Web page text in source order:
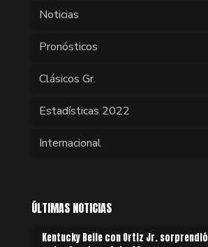
Noticias
Pronósticos
Clásicos Gr.
Estadísticas 2022
Internacional
ÚLTIMAS NOTICIAS
Kentucky Belle con Ortiz Jr. sorprendió